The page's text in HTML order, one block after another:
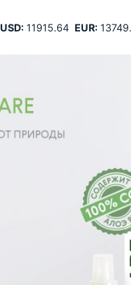
USD:11915.64 EUR: